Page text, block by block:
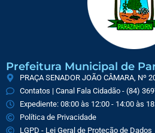
Prefeitura Municipal de
PRAÇA SENADOR JOÃO CÂMARA, Nº
Contatos | Canal Fala Cidadão - (84)
Expediente: 08:00 às 12:00 - 14:00 às
Política de Privacidade
LGPD - Lei Geral de Proteção de Dados